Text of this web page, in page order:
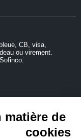
matière de
cookies